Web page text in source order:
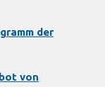
der
von